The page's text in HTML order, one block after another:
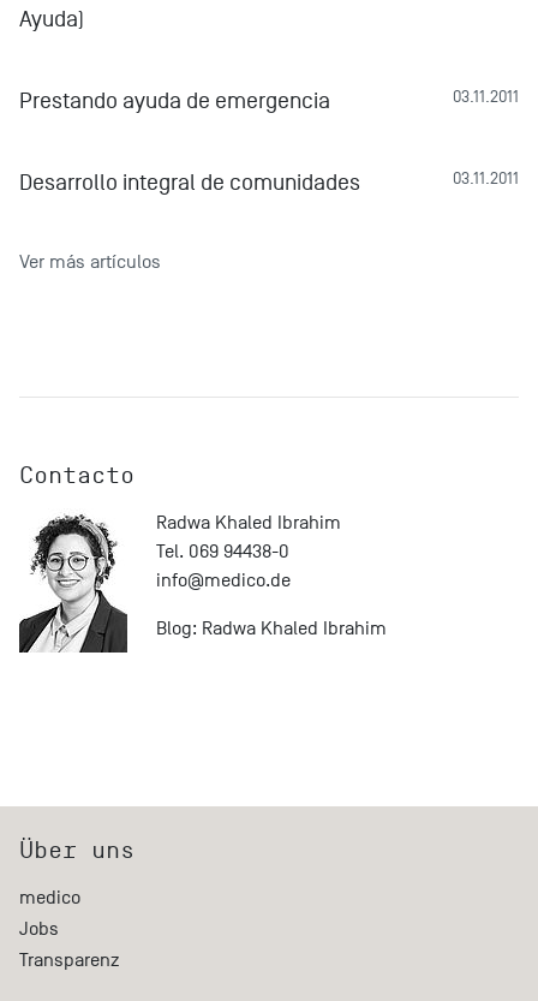
Ayuda)
03.11.2011
Prestando ayuda de emergencia
03.11.2011
Desarrollo integral de comunidades
Ver más artículos
Contacto
Radwa Khaled Ibrahim
Tel. 069 94438-0
info@medico.de
Blog: Radwa Khaled Ibrahim
Über uns
medico
Jobs
Transparenz